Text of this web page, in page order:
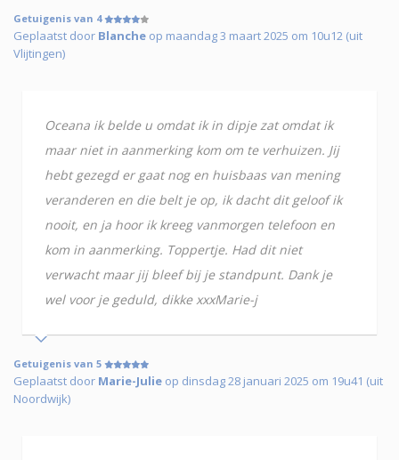
Getuigenis van 4
Geplaatst door Blanche op maandag 3 maart 2025 om 10u12 (uit
Vlijtingen)
Oceana ik belde u omdat ik in dipje zat omdat ik
maar niet in aanmerking kom om te verhuizen. Jij
hebt gezegd er gaat nog en huisbaas van mening
veranderen en die belt je op, ik dacht dit geloof ik
nooit, en ja hoor ik kreeg vanmorgen telefoon en
kom in aanmerking. Toppertje. Had dit niet
verwacht maar jij bleef bij je standpunt. Dank je
wel voor je geduld, dikke xxxMarie-j
Getuigenis van 5
Geplaatst door Marie-Julie op dinsdag 28 januari 2025 om 19u41 (uit
Noordwijk)